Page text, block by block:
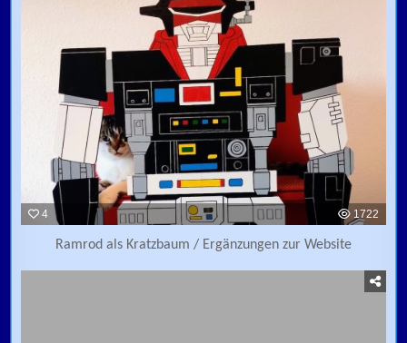
4 1722
Ramrod als Kratzbaum / Ergänzungen zur Website